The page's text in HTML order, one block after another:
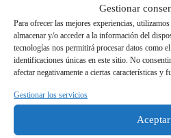
Gestionar
Para ofrecer las mejores experiencias,
almacenar y/o acceder a la información del
tecnologías nos permitirá procesar datos como
identificaciones únicas en este sitio. No
afectar negativamente a ciertas características y
Gestionar los servicios
Aceptar
Contacta
¿Quieres